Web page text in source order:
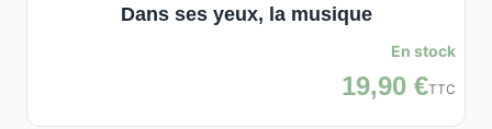
Dans ses yeux, la musique
En stock
19,90 €TTC